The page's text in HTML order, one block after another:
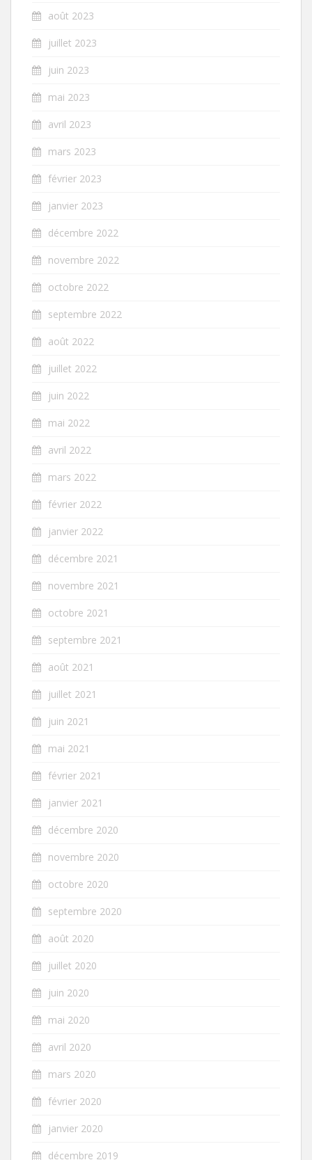
août 2023
juillet 2023
juin 2023
mai 2023
avril 2023
mars 2023
février 2023
janvier 2023
décembre 2022
novembre 2022
octobre 2022
septembre 2022
août 2022
juillet 2022
juin 2022
mai 2022
avril 2022
mars 2022
février 2022
janvier 2022
décembre 2021
novembre 2021
octobre 2021
septembre 2021
août 2021
juillet 2021
juin 2021
mai 2021
février 2021
janvier 2021
décembre 2020
novembre 2020
octobre 2020
septembre 2020
août 2020
juillet 2020
juin 2020
mai 2020
avril 2020
mars 2020
février 2020
janvier 2020
décembre 2019